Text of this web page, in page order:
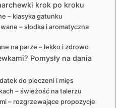
krok po kroku
– klasyka gatunku
– słodka i aromatyczna
na parze – lekko i zdrowo
Pomysły na dania
do pieczeni i mięs
– świeżość na talerzu
– rozgrzewające propozycje